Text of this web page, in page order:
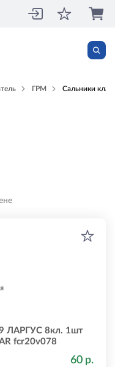
ГРМ Сальники
ЛАРГУС 8кл. 1шт
fcr20v078
60 р.